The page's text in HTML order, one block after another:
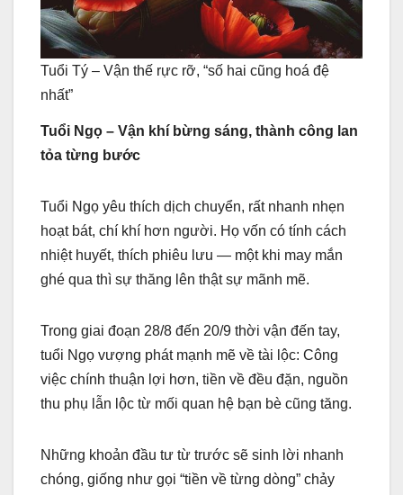
Tuổi Tý – Vận thế rực rỡ, “số hai cũng hoá đệ
nhất”
Tuổi Ngọ – Vận khí bừng sáng, thành công lan
tỏa từng bước
Tuổi Ngọ yêu thích dịch chuyển, rất nhanh nhẹn
hoạt bát, chí khí hơn người. Họ vốn có tính cách
nhiệt huyết, thích phiêu lưu — một khi may mắn
ghé qua thì sự thăng lên thật sự mãnh mẽ.
Trong giai đoạn 28/8 đến 20/9 thời vận đến tay,
tuổi Ngọ vượng phát mạnh mẽ về tài lộc: Công
việc chính thuận lợi hơn, tiền về đều đặn, nguồn
thu phụ lẫn lộc từ mối quan hệ bạn bè cũng tăng.
Những khoản đầu tư từ trước sẽ sinh lời nhanh
chóng, giống như gọi “tiền về từng dòng” chảy